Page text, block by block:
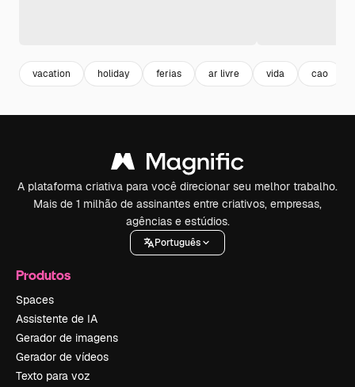
vacation holiday ferias ar livre vida cao
A plataforma criativa para você direcionar seu melhor trabalho.
Mais de 1 milhão de assinantes entre criativos, empresas,
agências e estúdios.
Português
Produtos
Spaces
Assistente de IA
Gerador de imagens
Gerador de vídeos
Texto para voz